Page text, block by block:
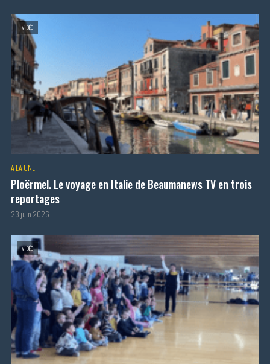
VIDÉO
A LA UNE
Ploërmel. Le voyage en Italie de Beaumanews TV en trois
reportages
23 juin 2026
VIDÉO